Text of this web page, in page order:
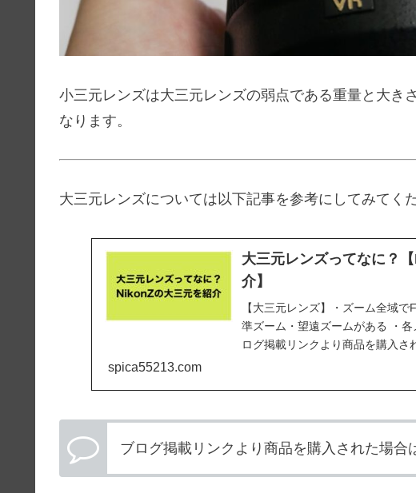
小三元レンズは大三元レンズの弱点である重量と大き
なります。
大三元レンズについては以下記事を参考にしてみてくだ
大三元レンズってなに？
介】
【大三元レンズ】・ズーム全域
準ズーム・望遠ズームがある ・
ログ掲載リンクより商品を購入さ
spica55213.com
ブログ掲載リンクより商品を購入された場合